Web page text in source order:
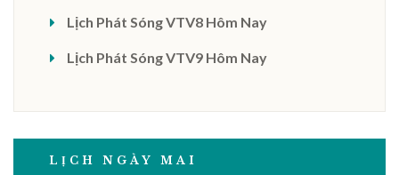
Lịch Phát Sóng VTV8 Hôm Nay
Lịch Phát Sóng VTV9 Hôm Nay
LỊCH NGÀY MAI